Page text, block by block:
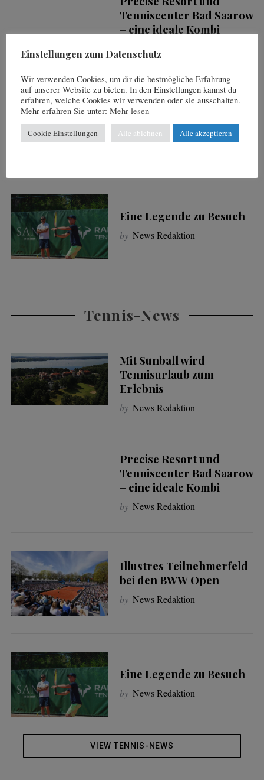
Tenniscenter Bad Saarow
– eine ideale Kombi
by News Redaktion
Illustres Teilnehmerfeld
bei den BWW Open
by News Redaktion
Eine Legende zu Besuch
by News Redaktion
Tennis-News
Mit Sunball wird
Tennisurlaub zum
Erlebnis
by News Redaktion
Precise Resort und
Tenniscenter Bad Saarow
– eine ideale Kombi
by News Redaktion
Illustres Teilnehmerfeld
bei den BWW Open
by News Redaktion
Eine Legende zu Besuch
by News Redaktion
VIEW TENNIS-NEWS
Einstellungen zum Datenschutz
Wir verwenden Cookies, um dir die bestmögliche Erfahrung
auf unserer Website zu bieten. In den Einstellungen kannst du
erfahren, welche Cookies wir verwenden oder sie ausschalten.
Mehr erfahren Sie unter: Mehr lesen
Cookie Einstellungen Alle ablehnen Alle akzeptieren